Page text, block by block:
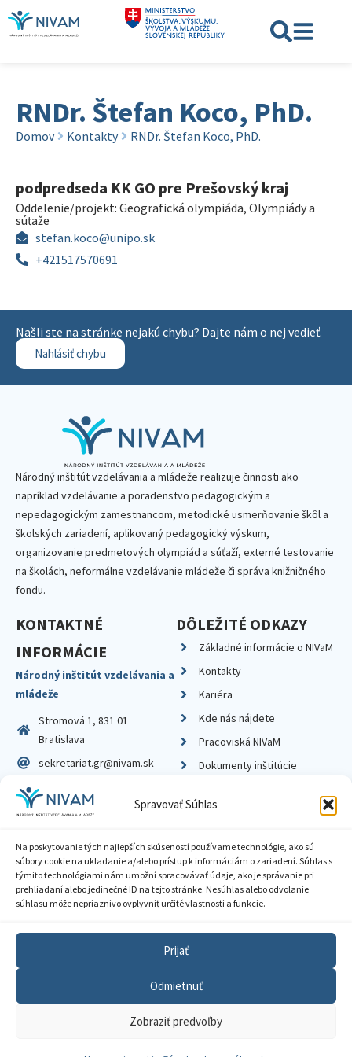
Spravovať Súhlas
Na poskytovanie tých najlepších skúseností používame technológie, ako sú
súbory cookie na ukladanie a/alebo prístup k informáciám o zariadení. Súhlas s
týmito technológiami nám umožní spracovávať údaje, ako je správanie pri
prehliadaní alebo jedinečné ID na tejto stránke. Nesúhlas alebo odvolanie
súhlasu môže nepriaznivo ovplyvniť určité vlastnosti a funkcie.
Prijať
Odmietnuť
Zobraziť predvoľby
RNDr. Štefan Koco, PhD.
Domov Kontakty RNDr. Štefan Koco, PhD.
podpredseda KK GO pre Prešovský kraj
Oddelenie/projekt: Geografická olympiáda, Olympiády a
súťaže
stefan.koco@unipo.sk
+421517570691
Našli ste na stránke nejakú chybu? Dajte nám o nej vedieť.
Nahlásiť chybu
Národný inštitút vzdelávania a mládeže realizuje činnosti ako
napríklad vzdelávanie a poradenstvo pedagogickým a
nepedagogickým zamestnancom, metodické usmerňovanie škôl a
školských zariadení, aplikovaný pedagogický výskum,
organizovanie predmetových olympiád a súťaží, externé testovanie
na školách, neformálne vzdelávanie mládeže či správa knižničného
fondu.
KONTAKTNÉ
INFORMÁCIE
Národný inštitút vzdelávania a
mládeže
Stromová 1, 831 01
Bratislava
sekretariat.gr@nivam.sk
IČO: 00164348
DIČ: 2020798714
DÔLEŽITÉ ODKAZY
Základné informácie o NIVaM
Kontakty
Kariéra
Kde nás nájdete
Pracoviská NIVaM
Dokumenty inštitúcie
Zásady ochrany súkromia
Sprístupnenie informácií
GDPR